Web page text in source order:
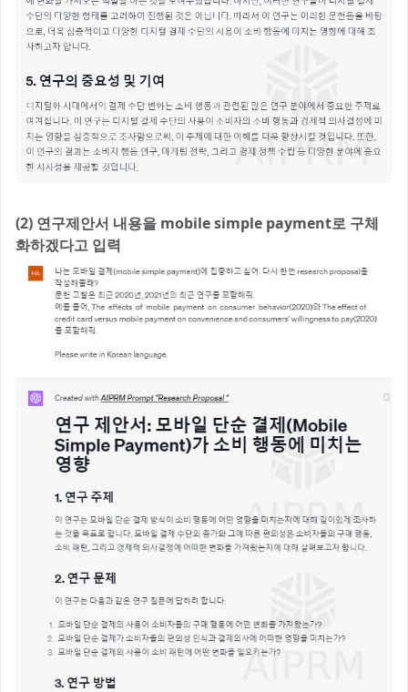
(2) 연구제안서 내용을 mobile simple payment로 구체
화하겠다고 입력